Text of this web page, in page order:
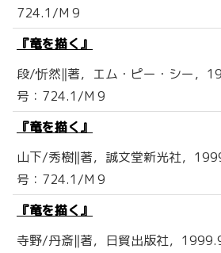
724.1/M 9
『竜を描く』
段/忻然‖著，エム・ピー・シー，
号：724.1/M 9
『竜を描く』
山下/秀樹‖著，誠文堂新光社，
号：724.1/M 9
『竜を描く』
寺野/丹斎‖著，日貿出版社，